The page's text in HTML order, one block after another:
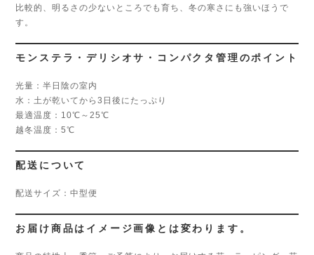
比較的、明るさの少ないところでも育ち、冬の寒さにも強いほうで
す。
モンステラ・デリシオサ・コンパクタ管理のポイント
光量：半日陰の室内
水：土が乾いてから3日後にたっぷり
最適温度：10℃～25℃
越冬温度：5℃
配送について
配送サイズ：中型便
お届け商品はイメージ画像とは変わります。